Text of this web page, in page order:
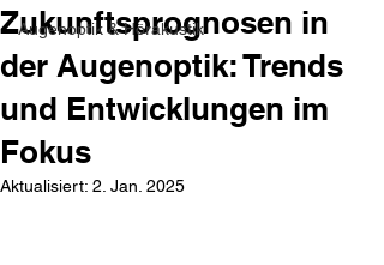
Augenoptik & Hörakustik
Zukunftsprognosen in
der Augenoptik: Trends
und Entwicklungen im
Fokus
Aktualisiert: 2. Jan. 2025